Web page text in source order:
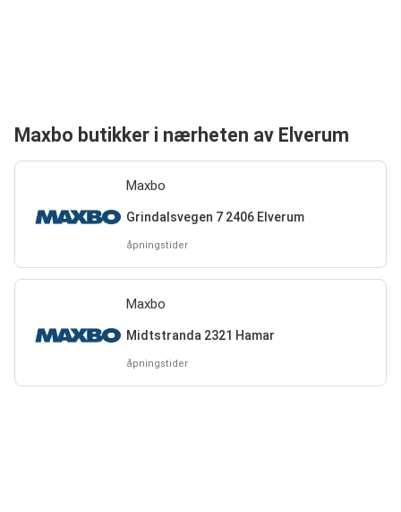
Maxbo butikker i nærheten av Elverum
Maxbo
Grindalsvegen 7 2406 Elverum
åpningstider
Maxbo
Midtstranda 2321 Hamar
åpningstider